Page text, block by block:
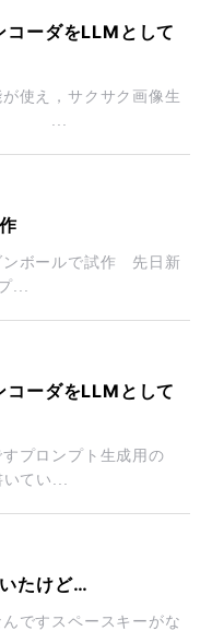
ーダをLLMとして
使え，サクサク画像生
...
ンボールで試作 先日新
...
ーダをLLMとして
プロンプト生成用の
てい...
たけど…
ですスペースキーがな